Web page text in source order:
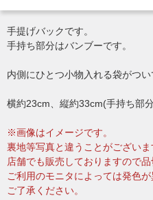
手提げバックです。
手持ち部分はバンブーです。
内側にひとつ小物入れる袋がつ
横約23cm、縦約33cm(手持ち部
※画像はイメージです。
裏地等写真と違うことがございま
店舗でも販売しておりますので品
ご利用のモニタによっては発色が
ご了承ください。